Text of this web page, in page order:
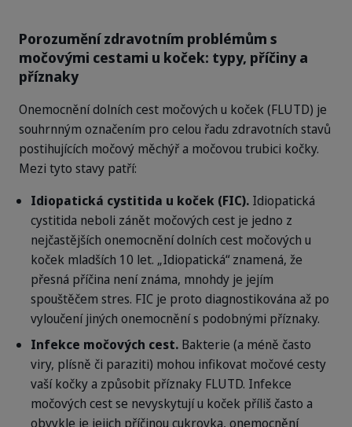
Porozumění zdravotním problémům s
močovými cestami u koček: typy, příčiny a
příznaky
Onemocnění dolních cest močových u koček (FLUTD) je
souhrnným označením pro celou řadu zdravotních stavů
postihujících močový měchýř a močovou trubici kočky.
Mezi tyto stavy patří:
Idiopatická cystitida u koček (FIC). Idiopatická
cystitida neboli zánět močových cest je jedno z
nejčastějších onemocnění dolních cest močových u
koček mladších 10 let. „Idiopatická“ znamená, že
přesná příčina není známa, mnohdy je jejím
spouštěčem stres. FIC je proto diagnostikována až po
vyloučení jiných onemocnění s podobnými příznaky.
Infekce močových cest. Bakterie (a méně často
viry, plísně či paraziti) mohou infikovat močové cesty
vaší kočky a způsobit příznaky FLUTD. Infekce
močových cest se nevyskytují u koček příliš často a
obvykle je jejich příčinou cukrovka, onemocnění